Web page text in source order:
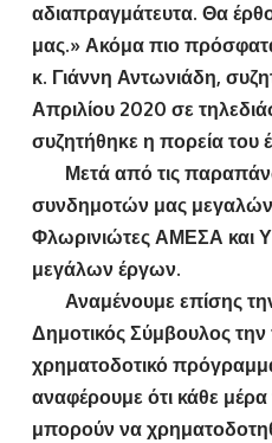
αδιαπραγμάτευτα. Θα
μας.» Ακόμα πιο
κ. Γιάννη Αντωνιάδη,
Απριλίου 2020 σε
συζητήθηκε η πορεία του
Μετά από τις παραπάνω
συνδημοτών μας
Φλωρινιώτες ΑΜΕΣΑ και
μεγάλων έργων.
Αναμένουμε επίσης
Δημοτικός Σύμβουλος
χρηματοδοτικό
αναφέρουμε ότι κάθε μέρα
μπορούν να